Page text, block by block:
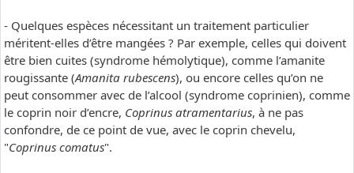
- Quelques espèces nécessitant un traitement particulier
méritent-elles d’être mangées ? Par exemple, celles qui doivent
être bien cuites (syndrome hémolytique), comme l’amanite
rougissante (Amanita rubescens), ou encore celles qu’on ne
peut consommer avec de l’alcool (syndrome coprinien), comme
le coprin noir d’encre, Coprinus atramentarius, à ne pas
confondre, de ce point de vue, avec le coprin chevelu,
"Coprinus comatus".